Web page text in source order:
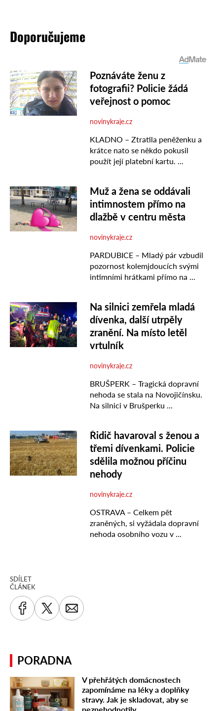
SDÍLET
ČLÁNEK
Doporučujeme
PORADNA
V přehřátých domácnostech
zapomínáme na léky a doplňky
stravy. Jak je skladovat, aby se